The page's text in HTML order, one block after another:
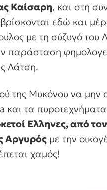
Καίσαρη, και στη
εδώ και
με τη σύζυγό του
παράσταση
Λάτση.
της Μυκόνου να μην
και τα πυροτεχνήματα
Ελληνες, από
Αργυρός με την
χαμός!